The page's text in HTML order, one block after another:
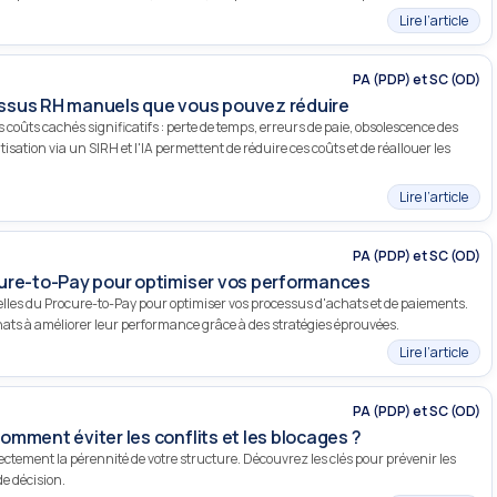
Lire l’article
PA (PDP) et SC (OD)
RH manuels que vous pouvez réduire
cachés significatifs : perte de temps, erreurs de paie, obsolescence des
via un SIRH et l'IA permettent de réduire ces coûts et de réallouer les
Lire l’article
PA (PDP) et SC (OD)
to-Pay pour optimiser vos performances
du Procure-to-Pay pour optimiser vos processus d'achats et de paiements.
à améliorer leur performance grâce à des stratégies éprouvées.
Lire l’article
PA (PDP) et SC (OD)
éviter les conflits et les blocages ?
la pérennité de votre structure. Découvrez les clés pour prévenir les
décision.